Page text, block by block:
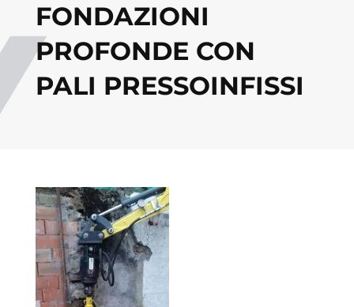
FONDAZIONI
PROFONDE CON
PALI PRESSOINFISSI